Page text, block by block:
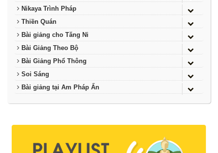
Nikaya Trình Pháp
Thiền Quán
Bài giảng cho Tăng Ni
Bài Giảng Theo Bộ
Bài Giảng Phổ Thông
Soi Sáng
Bài giảng tại Am Pháp Ấn